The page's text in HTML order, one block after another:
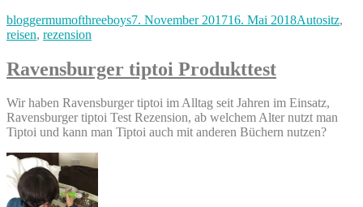
KidFix
Autor
bloggermumofthreeboysVeröffentlicht
7. November 201716. Mai 2018Kategorien
Autositz,
reisen, rezension
Ravensburger tiptoi Produkttest
Wir haben Ravensburger tiptoi im Alltag seit Jahren im Einsatz,
Ravensburger tiptoi Test Rezension, ab welchem Alter nutzt man
Tiptoi und kann man Tiptoi auch mit anderen Büchern nutzen?